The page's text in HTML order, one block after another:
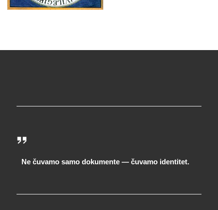
Ne čuvamo samo dokumente — čuvamo identitet.